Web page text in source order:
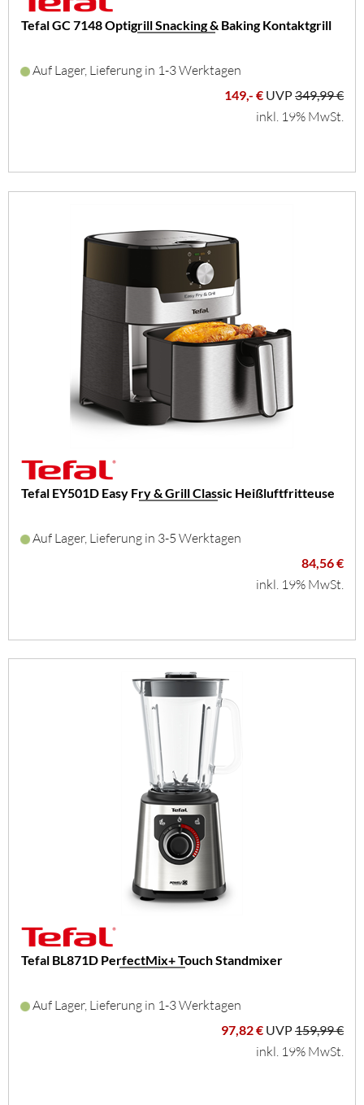
Tefal GC 7148 Optigrill Snacking & Baking Kontaktgrill
Auf Lager, Lieferung in 1-3 Werktagen
149,- € UVP349,99 €
inkl. 19% MwSt.
Tefal EY501D Easy Fry & Grill Classic Heißluftfritteuse
Auf Lager, Lieferung in 3-5 Werktagen
84,56 €
inkl. 19% MwSt.
Tefal BL871D PerfectMix+ Touch Standmixer
Auf Lager, Lieferung in 1-3 Werktagen
97,82 € UVP159,99 €
inkl. 19% MwSt.